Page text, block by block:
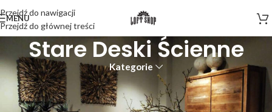
Przejdź do nawigacji
Przejdź do głównej treści
MENU
Stare Deski Ścienne
Kategorie
Stare deski ścienne z odzyskanego drewna
to naturalna i ekologiczna
dekoracja wnętrz, która nadaje przestrzeni autentyczny charakter.
Każda deska wykonana jest zdrewno z rozbiórki , Dzięki czemu